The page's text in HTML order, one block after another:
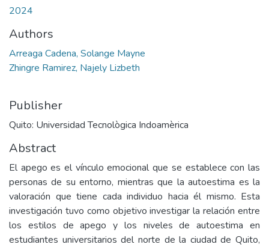
2024
Authors
Arreaga Cadena, Solange Mayne
Zhingre Ramirez, Najely Lizbeth
Publisher
Quito: Universidad Tecnològica Indoamèrica
Abstract
El apego es el vínculo emocional que se establece con las
personas de su entorno, mientras que la autoestima es la
valoración que tiene cada individuo hacia él mismo. Esta
investigación tuvo como objetivo investigar la relación entre
los estilos de apego y los niveles de autoestima en
estudiantes universitarios del norte de la ciudad de Quito,